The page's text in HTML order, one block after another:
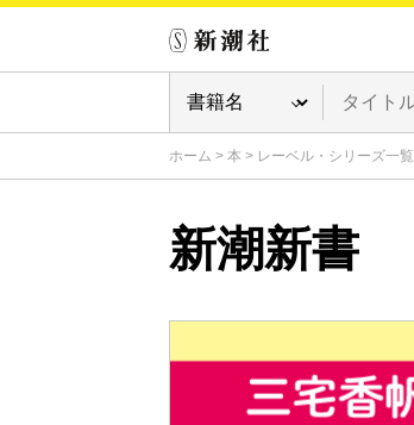
ホーム > 本 > レーベル・シリーズ一覧
新潮新書